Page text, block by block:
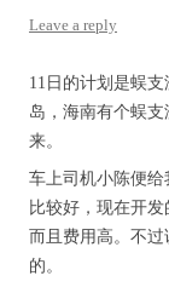
Leave a reply
11日的计划是蜈
岛，海南有个蜈
来。
车上司机小陈便
比较好，现在开
而且费用高。不
的。